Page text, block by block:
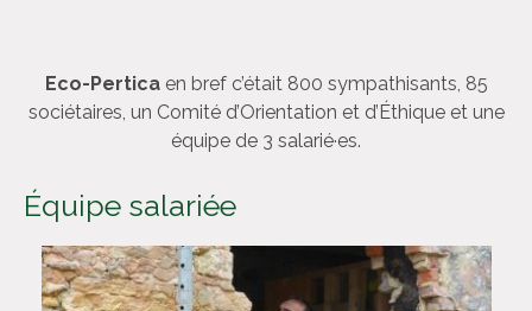
Eco-Perticaen bref c’était 800 sympathisants, 85
sociétaires, un Comité d’Orientation et d’Éthique et une
équipe de 3 salarié·es.
Équipe salariée